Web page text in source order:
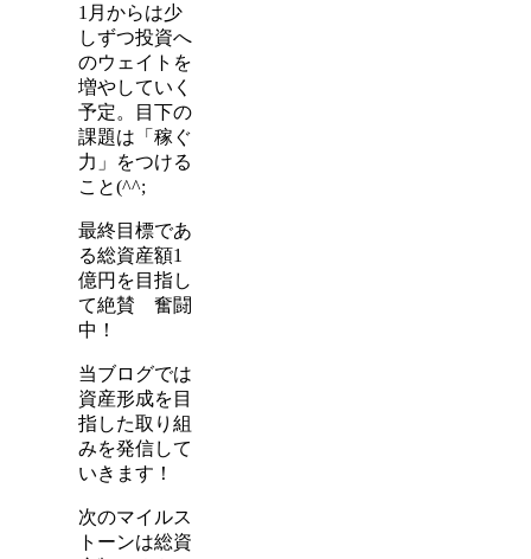
1月からは少
しずつ投資へ
のウェイトを
増やしていく
予定。目下の
課題は「稼ぐ
力」をつける
こと(^^;
最終目標であ
る総資産額1
億円を目指し
て絶賛 奮闘
中！
当ブログでは
資産形成を目
指した取り組
みを発信して
いきます！
次のマイルス
トーンは総資